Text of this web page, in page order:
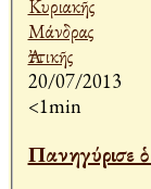
20/07/2013
<1min
Πανηγύρισε